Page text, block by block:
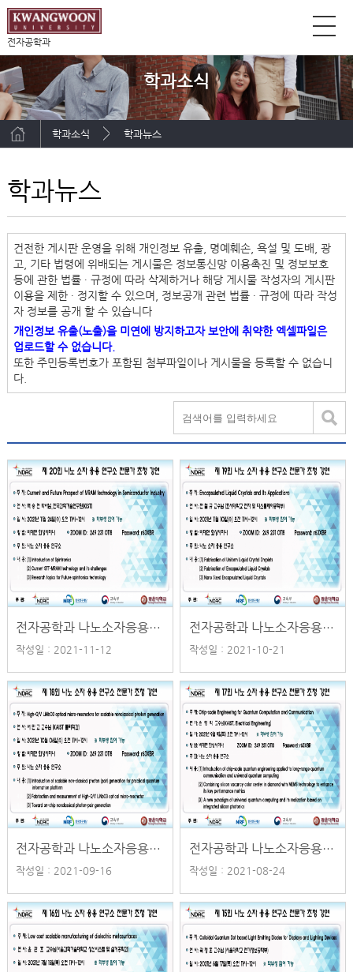
전자공학과
학과소식
학과소식 학과뉴스
학과뉴스
건전한 게시판 운영을 위해 개인정보 유출, 명예훼손, 욕설 및 도배, 광
고, 기타 법령에 위배되는 게시물은 정보통신망 이용촉진 및 정보보호
등에 관한 법률 ∙ 규정에 따라 삭제하거나 해당 게시물 작성자의 게시판
이용을 제한 ∙ 정지할 수 있으며, 정보공개 관련 법률 ∙ 규정에 따라 작성
자 정보를 공개 할 수 있습니다
개인정보 유출(노출)을 미연에 방지하고자 보안에 취약한 엑셀파일은
업로드할 수 없습니다.
또한 주민등록번호가 포함된 첨부파일이나 게시물을 등록할 수 없습니
다.
전자공학과 나노소자응용연구소 제 20회 전문가 초청 강연 일정 안내
작성일 : 2021-11-12
전자공학과 나노소자응용연구소 제 19회 전문가 초청 강연 일정 안내
작성일 : 2021-10-21
전자공학과 나노소자응용연구소 제 18회 전문가 초청 강연 일정 안내
작성일 : 2021-09-16
전자공학과 나노소자응용연구소 제 17회 전문가 초청 강연 일정 안내
작성일 : 2021-08-24